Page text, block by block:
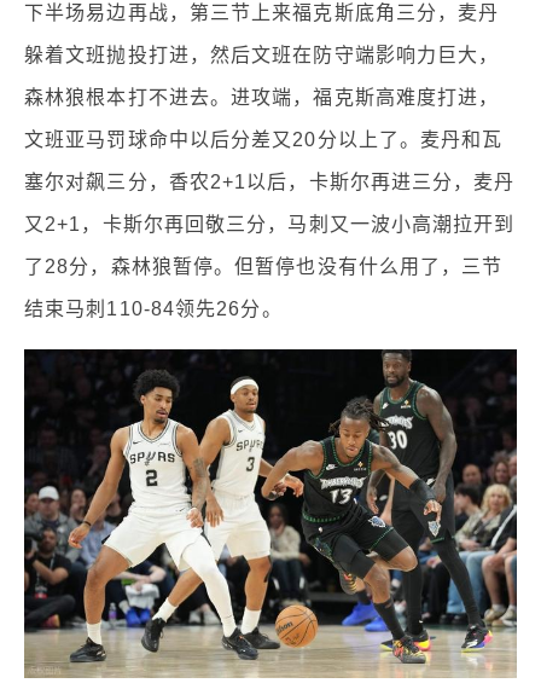
下半场易边再战，第三节上来福克斯底角三分，麦丹
躲着文班抛投打进，然后文班在防守端影响力巨大，
森林狼根本打不进去。进攻端，福克斯高难度打进，
文班亚马罚球命中以后分差又20分以上了。麦丹和瓦
塞尔对飙三分，香农2+1以后，卡斯尔再进三分，麦丹
又2+1，卡斯尔再回敬三分，马刺又一波小高潮拉开到
了28分，森林狼暂停。但暂停也没有什么用了，三节
结束马刺110-84领先26分。